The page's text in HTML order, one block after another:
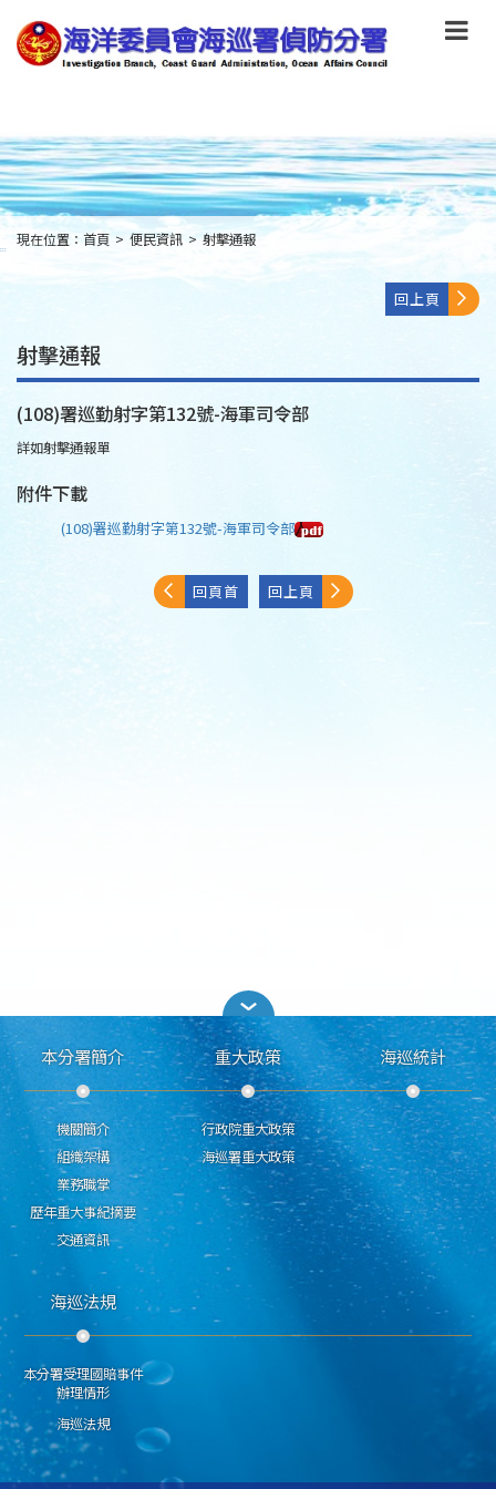
到
主
要
to
main
content
:::
現在位置： 首頁 > 便民資訊 > 射擊通報
回上頁
射擊通報
(108)署巡勤射字第132號-海軍司令部
詳如射擊通報單
附件下載
(108)署巡勤射字第132號-海軍司令部
回頁首 回上頁
本分署簡介
機關簡介
組織架構
業務職掌
歷年重大事紀摘要
交通資訊
重大政策
行政院重大政策
海巡署重大政策
海巡統計
海巡法規
本分署受理國賠事件
辦理情形
海巡法規